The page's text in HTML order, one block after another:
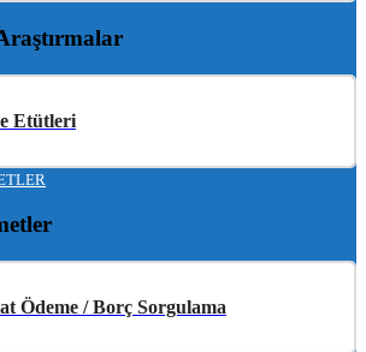
Etütleri
Ödeme / Borç Sorgulama